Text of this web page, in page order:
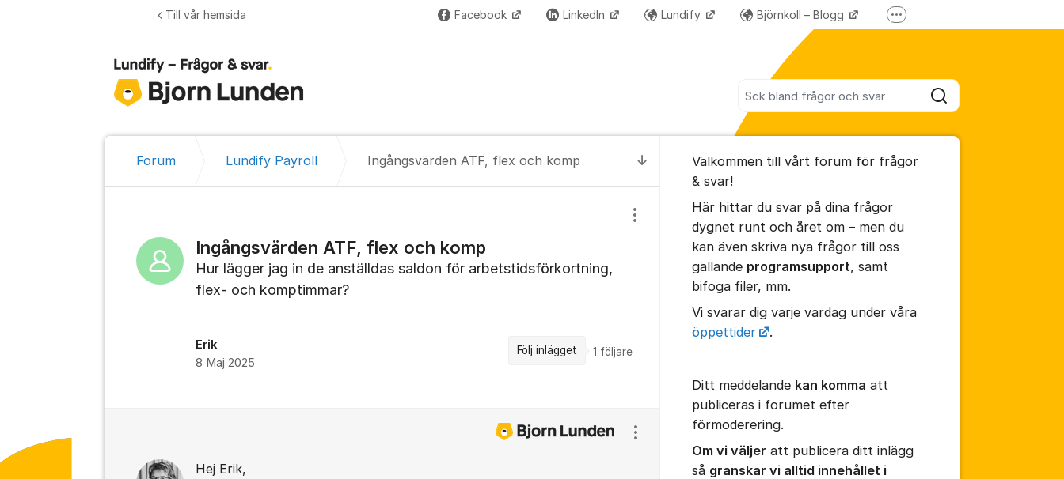
Sök bland alla inlägg
Sök
Till vår hemsida Facebook LinkedIn Lundify Björnkoll – Blogg
Forum för våra övriga program
Fler supportlänkar
Till senaste kommentaren
Forum Lundify Payroll Ingångsvärden ATF, flex och komp
Ingångsvärden ATF, flex och komp
Visa/dölj inställningar för inlägg/kommentar
Hur lägger jag in de anställdas saldon för arbetstidsförkortning,
flex- och komptimmar?
Erik
8 Maj 2025
Följ inlägget 1 följare
Hej Erik,
Visa/dölj inställningar för inlägg/kommentar
Välkommen till vårt forum för frågor
& svar!
Här hittar du svar på dina frågor
dygnet runt och året om – men du
kan även skriva nya frågor till oss
gällande programsupport, samt
bifoga filer, mm.
Vi svarar dig varje vardag under våra
öppettider
.
Ditt meddelande kan komma att
publiceras i forumet efter
förmoderering.
Om vi väljer att publicera ditt inlägg
så granskar vi alltid innehållet i